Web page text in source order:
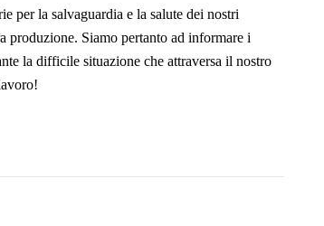
per la salvaguardia e la salute dei nostri
produzione. Siamo pertanto ad informare i
la difficile situazione che attraversa il nostro